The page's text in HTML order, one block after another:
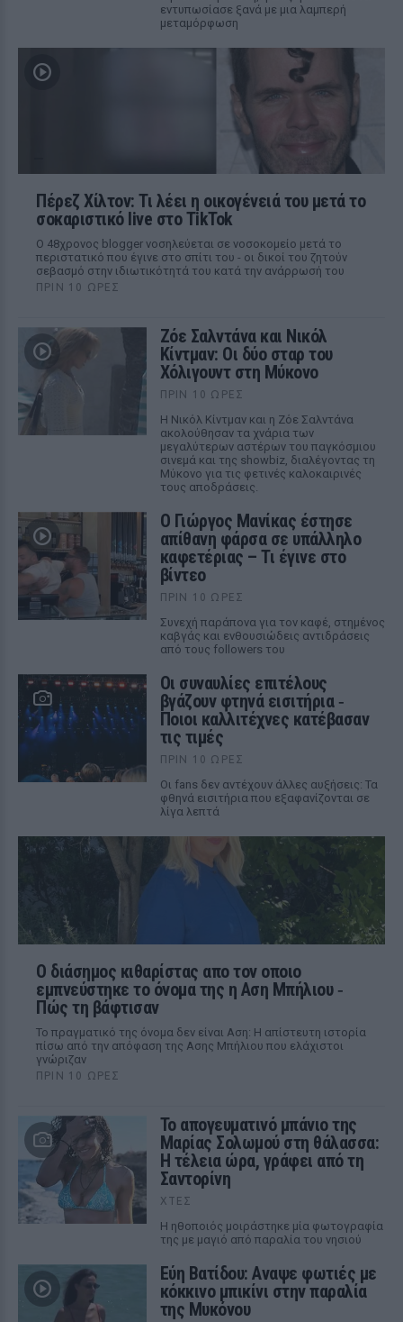
εντυπωσίασε ξανά με μια λαμπερή
μεταμόρφωση
Πέρεζ Χίλτον: Τι λέει η οικογένειά του μετά το
σοκαριστικό live στο TikTok
Ο 48χρονος blogger νοσηλεύεται σε νοσοκομείο μετά το
περιστατικό που έγινε στο σπίτι του - οι δικοί του ζητούν
σεβασμό στην ιδιωτικότητά του κατά την ανάρρωσή του
ΠΡΙΝ 10 ΏΡΕΣ
Ζόε Σαλντάνα και Νικόλ
Κίντμαν: Οι δύο σταρ του
Χόλιγουντ στη Μύκονο
ΠΡΙΝ 10 ΏΡΕΣ
Η Νικόλ Κίντμαν και η Ζόε Σαλντάνα
ακολούθησαν τα χνάρια των
μεγαλύτερων αστέρων του παγκόσμιου
σινεμά και της showbiz, διαλέγοντας τη
Μύκονο για τις φετινές καλοκαιρινές
τους αποδράσεις.
Ο Γιώργος Μανίκας έστησε
απίθανη φάρσα σε υπάλληλο
καφετέριας – Τι έγινε στο
βίντεο
ΠΡΙΝ 10 ΏΡΕΣ
Συνεχή παράπονα για τον καφέ, στημένος
καβγάς και ενθουσιώδεις αντιδράσεις
από τους followers του
Οι συναυλίες επιτέλους
βγάζουν φτηνά εισιτήρια ‑
Ποιοι καλλιτέχνες κατέβασαν
τις τιμές
ΠΡΙΝ 10 ΏΡΕΣ
Οι fans δεν αντέχουν άλλες αυξήσεις: Τα
φθηνά εισιτήρια που εξαφανίζονται σε
λίγα λεπτά
Ο διάσημος κιθαρίστας απο τον οποιο
εμπνεύστηκε το όνομα της η Αση Μπήλιου ‑
Πώς τη βάφτισαν
Το πραγματικό της όνομα δεν είναι Αση: Η απίστευτη ιστορία
πίσω από την απόφαση της Ασης Μπήλιου που ελάχιστοι
γνώριζαν
ΠΡΙΝ 10 ΏΡΕΣ
Το απογευματινό μπάνιο της
Μαρίας Σολωμού στη θάλασσα:
Η τέλεια ώρα, γράφει από τη
Σαντορίνη
ΧΤΕΣ
Η ηθοποιός μοιράστηκε μία φωτογραφία
της με μαγιό από παραλία του νησιού
Εύη Βατίδου: Αναψε φωτιές με
κόκκινο μπικίνι στην παραλία
της Μυκόνου